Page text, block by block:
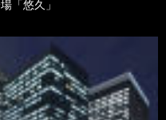
「悠久」